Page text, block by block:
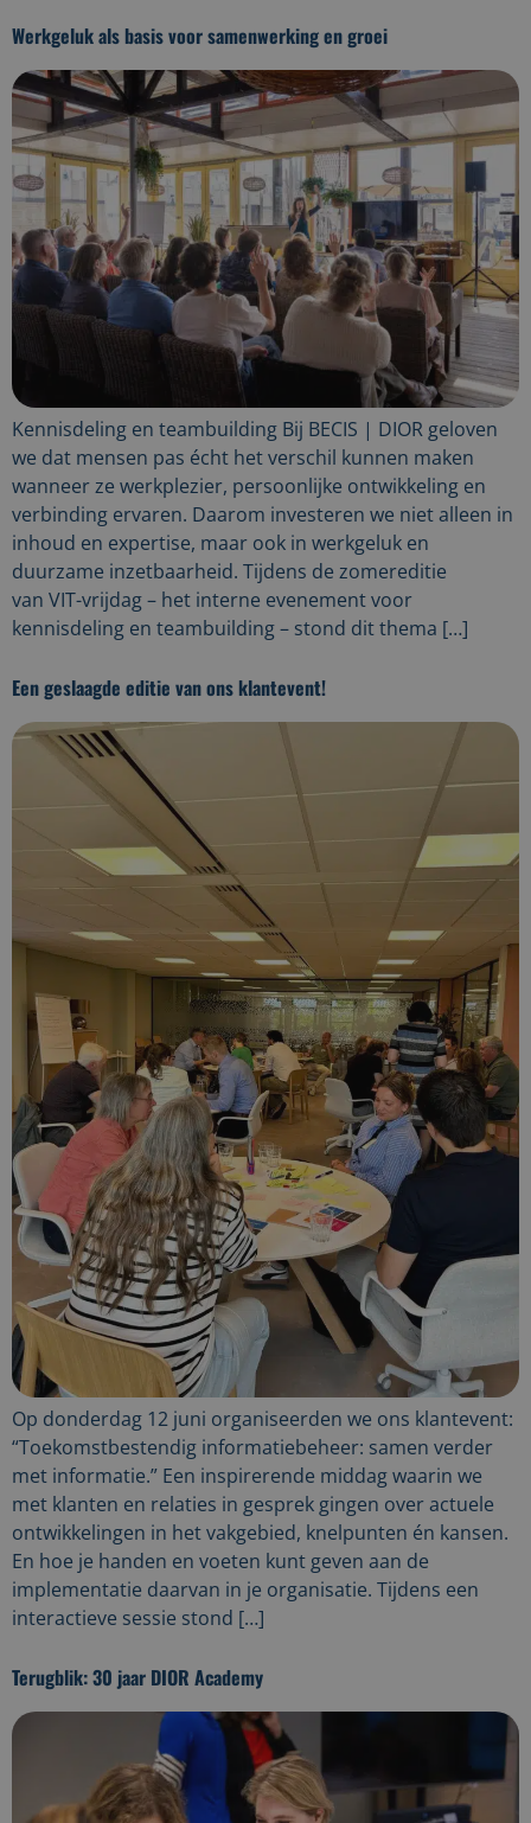
Werkgeluk als basis voor samenwerking en groei
Kennisdeling en teambuilding Bij BECIS | DIOR geloven
we dat mensen pas écht het verschil kunnen maken
wanneer ze werkplezier, persoonlijke ontwikkeling en
verbinding ervaren. Daarom investeren we niet alleen in
inhoud en expertise, maar ook in werkgeluk en
duurzame inzetbaarheid. Tijdens de zomereditie
van VIT-vrijdag – het interne evenement voor
kennisdeling en teambuilding – stond dit thema […]
Een geslaagde editie van ons klantevent!
Op donderdag 12 juni organiseerden we ons klantevent:
“Toekomstbestendig informatiebeheer: samen verder
met informatie.” Een inspirerende middag waarin we
met klanten en relaties in gesprek gingen over actuele
ontwikkelingen in het vakgebied, knelpunten én kansen.
En hoe je handen en voeten kunt geven aan de
implementatie daarvan in je organisatie. Tijdens een
interactieve sessie stond […]
Terugblik: 30 jaar DIOR Academy